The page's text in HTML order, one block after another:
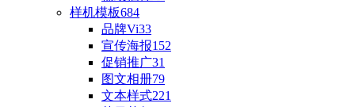
样机模板684
品牌Vi33
宣传海报152
促销推广31
图文相册79
文本样式221